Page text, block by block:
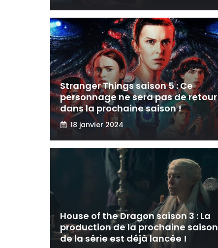
Stranger Things saison 5 : Ce
personnage ne sera pas de retour
dans la prochaine saison !
18 janvier 2024
House of the Dragon saison 3 : La
production de la prochaine saison
de la série est déjà lancée !